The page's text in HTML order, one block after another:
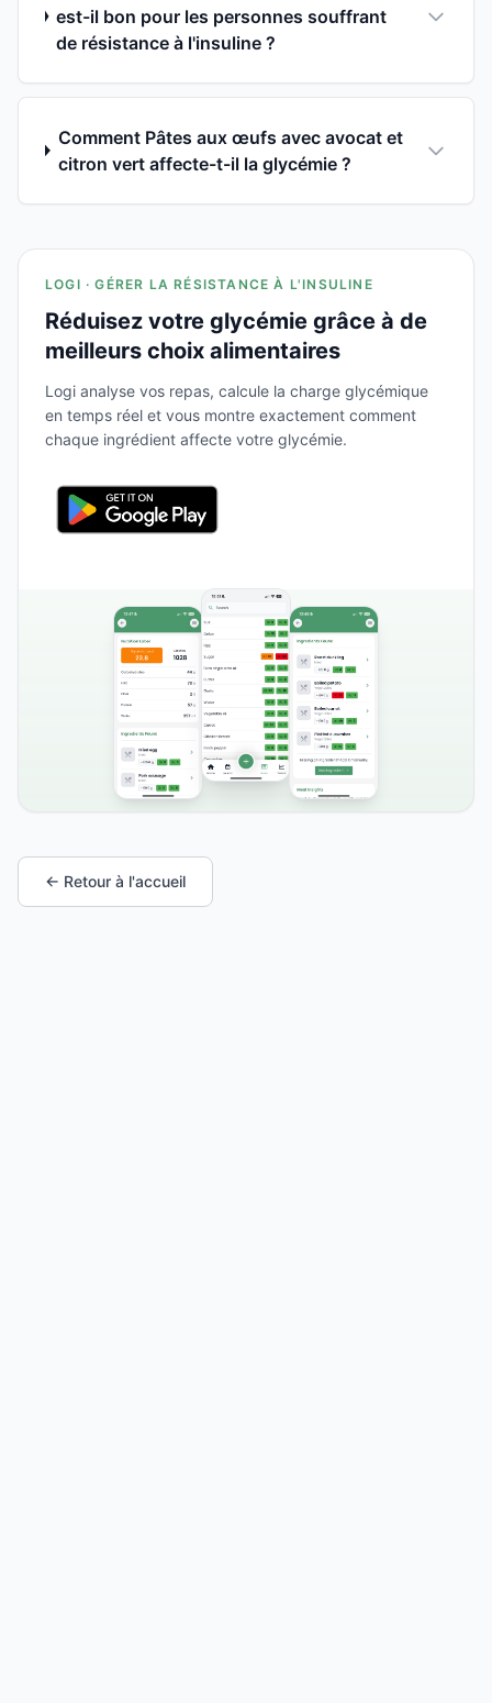
est-il bon pour les personnes souffrant
de résistance à l'insuline ?
Comment Pâtes aux œufs avec avocat et
citron vert affecte-t-il la glycémie ?
LOGI · GÉRER LA RÉSISTANCE À L'INSULINE
Réduisez votre glycémie grâce à de
meilleurs choix alimentaires
Logi analyse vos repas, calcule la charge glycémique
en temps réel et vous montre exactement comment
chaque ingrédient affecte votre glycémie.
← Retour à l'accueil